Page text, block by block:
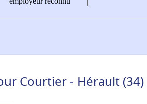
Courtier - Hérault (34)